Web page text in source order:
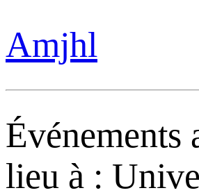
Amjhl
Événements
lieu à :